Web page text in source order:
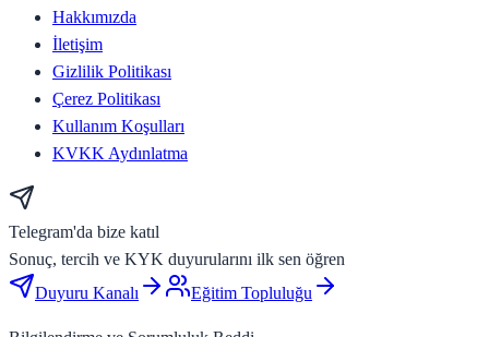
Hakkımızda
İletişim
Gizlilik Politikası
Çerez Politikası
Kullanım Koşulları
KVKK Aydınlatma
Telegram'da bize katıl
Sonuç, tercih ve KYK duyurularını ilk sen öğren
Duyuru Kanalı
Eğitim Topluluğu